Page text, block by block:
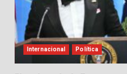
Internacional Política